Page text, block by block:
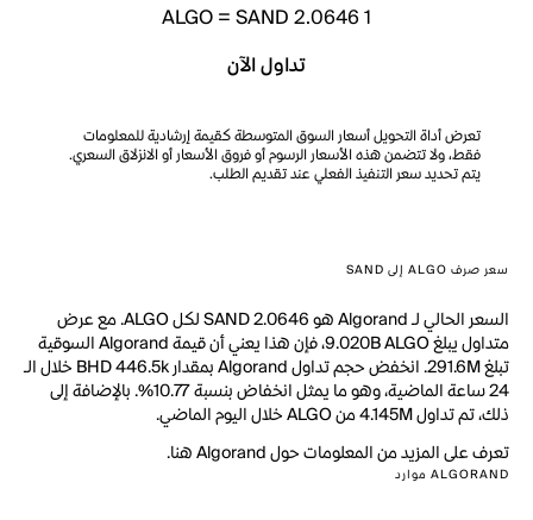
1
ALGO=SAND 2.0646
تداول الآن
تعرض أداة التحويل أسعار السوق المتوسطة كقيمة إرشادية للمعلومات
فقط، ولا تتضمن هذه الأسعار الرسوم أو فروق الأسعار أو الانزلاق السعري.
يتم تحديد سعر التنفيذ الفعلي عند تقديم الطلب.
سعر صرف ALGO إلى SAND
السعر الحالي لـ Algorand هو SAND 2.0646 لكل ALGO. مع عرض
متداول يبلغ 9.020B ALGO، فإن هذا يعني أن قيمة Algorand السوقية
تبلغ 291.6M. انخفض حجم تداول Algorand بمقدار BHD 446.5k خلال الـ
24 ساعة الماضية، وهو ما يمثل انخفاض بنسبة 10.77%. بالإضافة إلى
ذلك، تم تداول 4.145M من ALGO خلال اليوم الماضي.
تعرف على المزيد من المعلومات حول Algorand هنا.
ALGORAND موارد